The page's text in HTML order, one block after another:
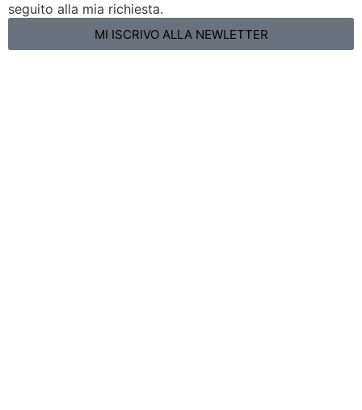
seguito alla mia richiesta.
MI ISCRIVO ALLA NEWLETTER